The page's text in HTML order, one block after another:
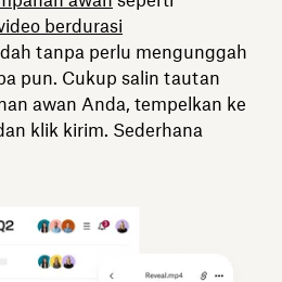
berdurasi
tanpa perlu mengunggah
pun. Cukup salin tautan
awan Anda, tempelkan ke
klik kirim. Sederhana